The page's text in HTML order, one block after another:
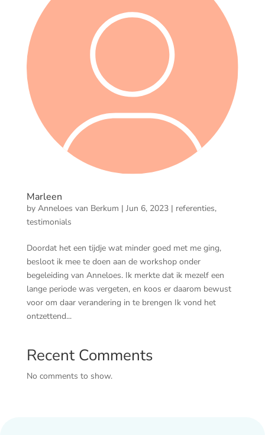
Marleen
by Anneloes van Berkum | Jun 6, 2023| referenties,
testimonials
Doordat het een tijdje wat minder goed met me ging,
besloot ik mee te doen aan de workshop onder
begeleiding van Anneloes. Ik merkte dat ik mezelf een
lange periode was vergeten, en koos er daarom bewust
voor om daar verandering in te brengen Ik vond het
ontzettend...
Recent Comments
No comments to show.